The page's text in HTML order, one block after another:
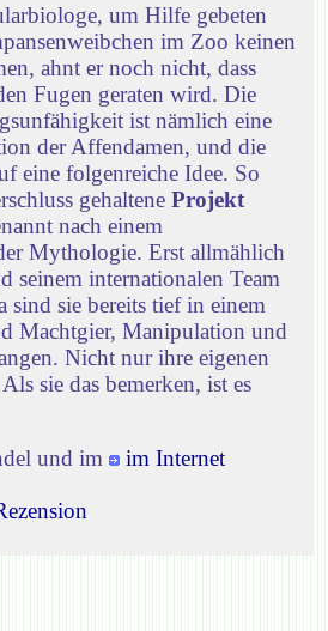
um Hilfe gebeten
im Zoo keinen
ahnt er noch nicht, dass
Fugen geraten wird. Die
ist nämlich eine
der Affendamen, und die
eine folgenreiche Idee. So
gehaltene Projekt
nach einem
Mythologie. Erst allmählich
seinem internationalen Team
sind sie bereits tief in einem
Machtgier, Manipulation und
Nicht nur ihre eigenen
sie das bemerken, ist es
und im
im Internet